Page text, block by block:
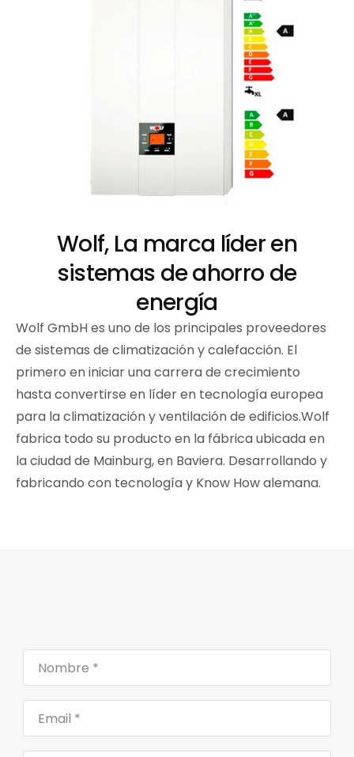
Wolf, La marca líder en
sistemas de ahorro de
energía
Wolf GmbH es uno de los principales proveedores
de sistemas de climatización y calefacción. El
primero en iniciar una carrera de crecimiento
hasta convertirse en líder en tecnología europea
para la climatización y ventilación de edificios.Wolf
fabrica todo su producto en la fábrica ubicada en
la ciudad de Mainburg, en Baviera. Desarrollando y
fabricando con tecnología y Know How alemana.